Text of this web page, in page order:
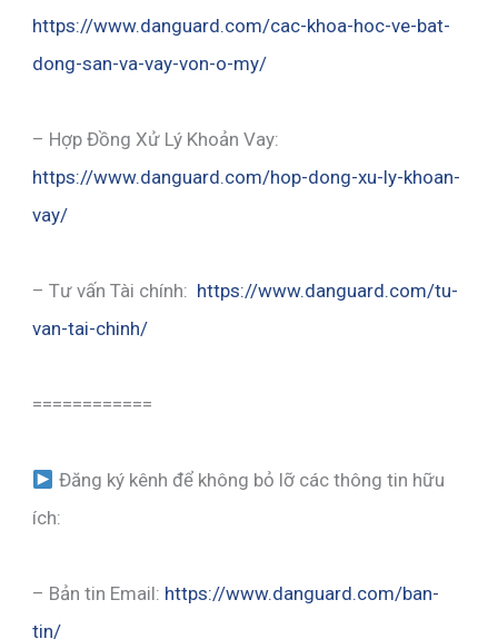
https://www.danguard.com/cac-khoa-hoc-ve-bat-
dong-san-va-vay-von-o-my/
– Hợp Đồng Xử Lý Khoản Vay:
https://www.danguard.com/hop-dong-xu-ly-khoan-
vay/
– Tư vấn Tài chính: https://www.danguard.com/tu-
van-tai-chinh/
============
Đăng ký kênh để không bỏ lỡ các thông tin hữu
ích:
– Bản tin Email: https://www.danguard.com/ban-
tin/